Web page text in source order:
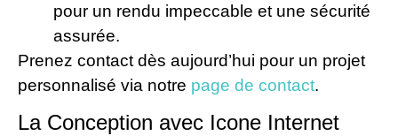
pour un rendu impeccable et une sécurité
assurée.
Prenez contact dès aujourd’hui pour un projet
personnalisé via notre page de contact.
La Conception avec Icone Internet